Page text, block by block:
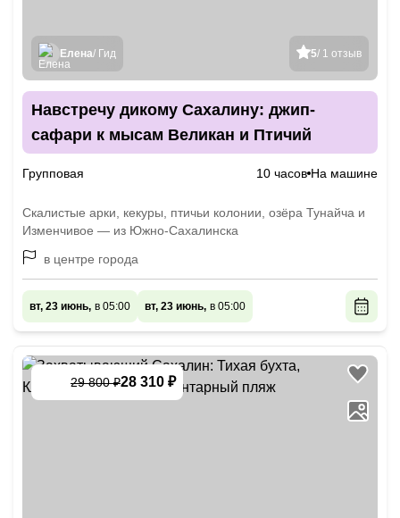
5/ 1 отзыв
Елена/ Гид
Навстречу дикому Сахалину: джип-
сафари к мысам Великан и Птичий
Групповая 10 часов На машине
Скалистые арки, кекуры, птичьи колонии, озёра Тунайча и
Изменчивое — из Южно-Сахалинска
в центре города
вт, 23 июнь, в 05:00 вт, 23 июнь, в 05:00
29 800 ₽28 310 ₽